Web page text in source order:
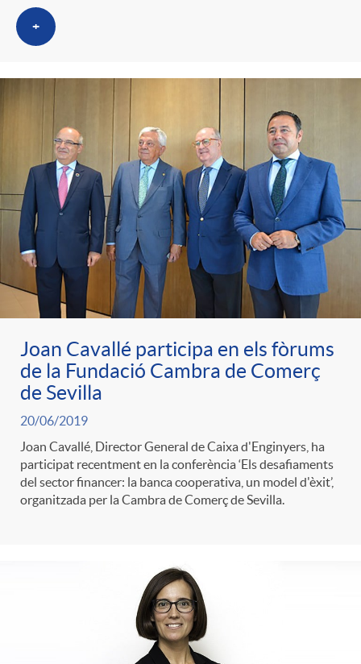
+
Joan Cavallé participa en els fòrums
de la Fundació Cambra de Comerç
de Sevilla
20/06/2019
Joan Cavallé, Director General de Caixa d'Enginyers, ha
participat recentment en la conferència ‘Els desafiaments
del sector financer: la banca cooperativa, un model d'èxit’,
organitzada per la Cambra de Comerç de Sevilla.